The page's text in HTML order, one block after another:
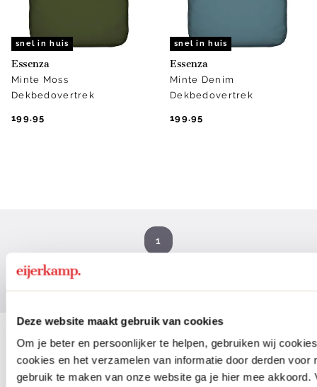
Deze website maakt gebruik van cookies
Om je beter en persoonlijker te helpen, gebruiken wij
cookies en het verzamelen van informatie door derden voor
gebruik te maken van onze website ga je hier mee akkoord.
snel in huis
Essenza
Minte Moss
Dekbedovertrek
199.95
snel in huis
Essenza
Minte Denim
Dekbedovertrek
199.95
1
Katoenen dekbedovertrekken